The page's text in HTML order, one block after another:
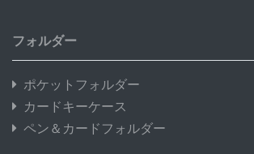
フォルダー
ポケットフォルダー
カードキーケース
ペン＆カードフォルダー